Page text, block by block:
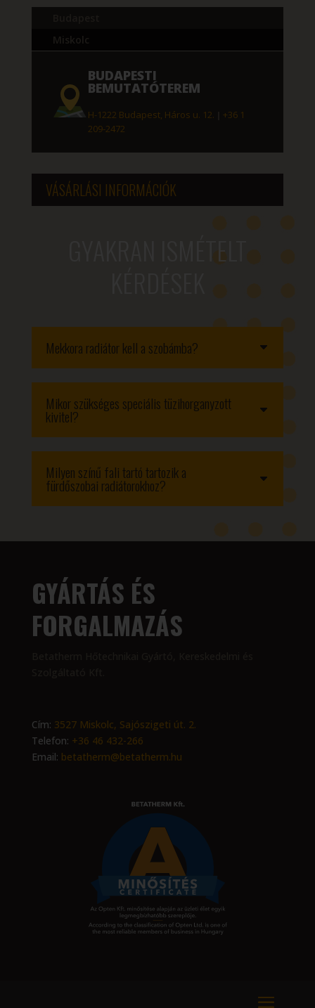
Miskolc
BUDAPESTI
BEMUTATÓTEREM
H-1222 Budapest, Háros u. 12.
+36 1
209-2472
VÁSÁRLÁSI INFORMÁCIÓK
GYAKRAN ISMÉTELT
Mekkora radiátor kell a szobámba?
Mikor szükséges speciális tüzihorganyzott
kivitel?
Milyen színű fali tartó tartozik a
fürdőszobai radiátorokhoz?
GYÁRTÁS ÉS
FORGALMAZÁS
Cím: 3527 Miskolc, Sajószigeti út. 2.
Telefon: +36 46 432-266
Email: betatherm@betatherm.hu